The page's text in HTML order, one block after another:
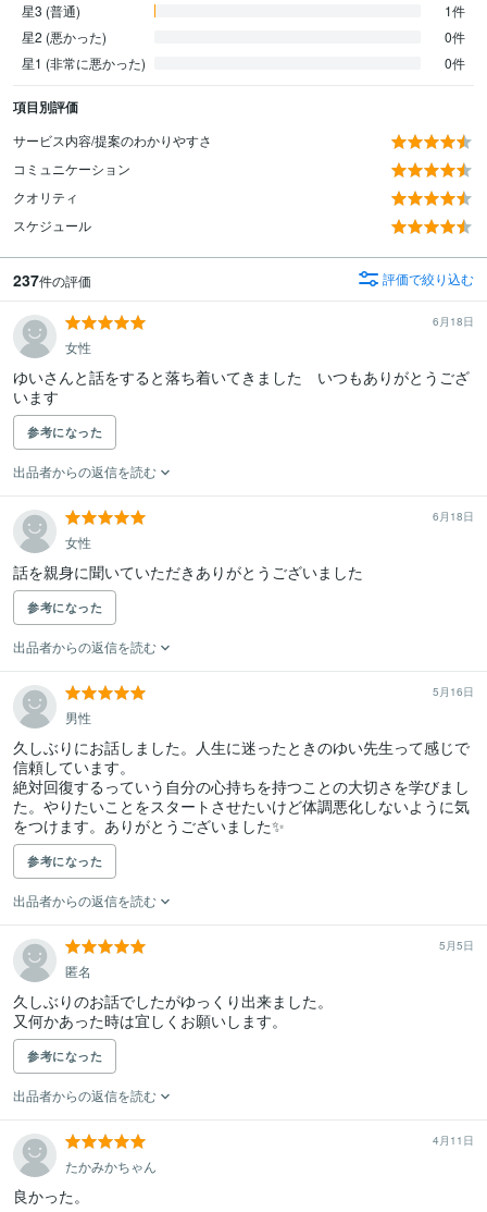
星3 (普通)
1件
星2 (悪かった)
0件
星1 (非常に悪かった)
0件
項目別評価
サービス内容/提案のわかりやすさ
コミュニケーション
クオリティ
スケジュール
237件の評価 評価で絞り込む
6月18日
女性
ゆいさんと話をすると落ち着いてきました　いつもありがとうござ
います
参考になった
出品者からの返信を読む
6月18日
女性
参考になった
出品者からの返信を読む
5月16日
男性
久しぶりにお話しました。人生に迷ったときのゆい先生って感じで
信頼しています。
絶対回復するっていう自分の心持ちを持つことの大切さを学びまし
た。やりたいことをスタートさせたいけど体調悪化しないように気
をつけます。ありがとうございました✨️
参考になった
出品者からの返信を読む
5月5日
匿名
久しぶりのお話でしたがゆっくり出来ました。
又何かあった時は宜しくお願いします。
参考になった
出品者からの返信を読む
4月11日
たかみかちゃん
良かった。